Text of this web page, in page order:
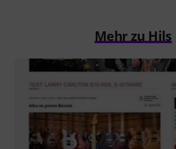
Mehr zu Hils